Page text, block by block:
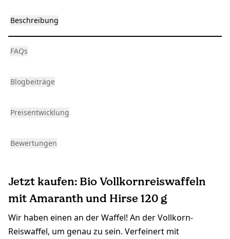
Beschreibung
FAQs
Blogbeiträge
Preisentwicklung
Bewertungen
Jetzt kaufen: Bio Vollkornreiswaffeln
mit Amaranth und Hirse 120 g
Wir haben einen an der Waffel! An der Vollkorn-
Reiswaffel, um genau zu sein. Verfeinert mit